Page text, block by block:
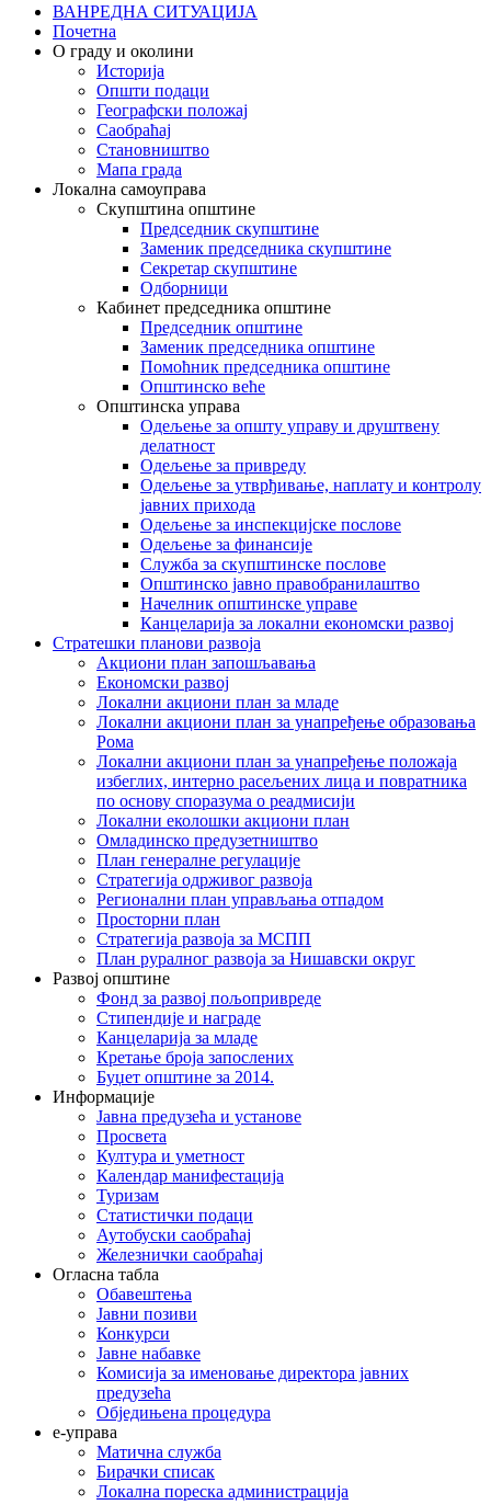
ВАНРЕДНА СИТУАЦИЈА
Почетна
О граду и околини
Историја
Општи подаци
Географски положај
Саобраћај
Становништво
Мапа града
Локална самоуправа
Скупштина општине
Председник скупштине
Заменик председника скупштине
Секретар скупштине
Одборници
Кабинет председника општине
Председник општине
Заменик председника општине
Помоћник председника општине
Општинско веће
Општинска управа
Одељење за општу управу и друштвену
делатност
Одељење за привреду
Одељење за утврђивање, наплату и контролу
јавних прихода
Одељење за инспекцијске послове
Одељење за финансије
Служба за скупштинске послове
Општинско јавно правобранилаштво
Начелник општинске управе
Канцеларија за локални економски развој
Стратешки планови развоја
Акциони план запошљавања
Економски развој
Локални акциони план за младе
Локални акциони план за унапређење образовања
Рома
Локални акциони план за унапређење положаја
избеглих, интерно расељених лица и повратника
по основу споразума о реадмисији
Локални еколошки акциони план
Омладинско предузетништво
План генералне регулације
Стратегија одрживог развоја
Регионални план управљања отпадом
Просторни план
Стратегија развоја за МСПП
План руралног развоја за Нишавски округ
Развој општине
Фонд за развој пољопривреде
Стипендије и награде
Канцеларија за младе
Кретање броја запослених
Буџет општине за 2014.
Информације
Јавна предузећа и установе
Просвета
Култура и уметност
Календар манифестација
Туризам
Статистички подаци
Аутобуски саобраћај
Железнички саобраћај
Огласна табла
Обавештења
Јавни позиви
Конкурси
Јавне набавке
Комисија за именовање директора јавних
предузећа
Обједињена процедура
е-управа
Матична служба
Бирачки списак
Локална пореска администрација